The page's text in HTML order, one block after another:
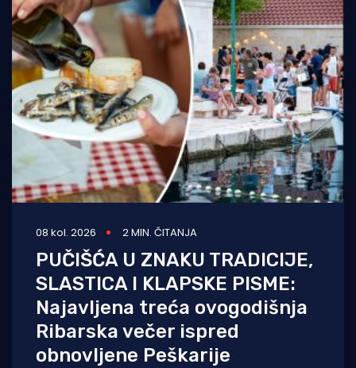
08 kol. 2026 2 MIN. ČITANJA
PUČIŠĆA U ZNAKU TRADICIJE,
SLASTICA I KLAPSKE PISME:
Najavljena treća ovogodišnja
Ribarska večer ispred
obnovljene Peškarije